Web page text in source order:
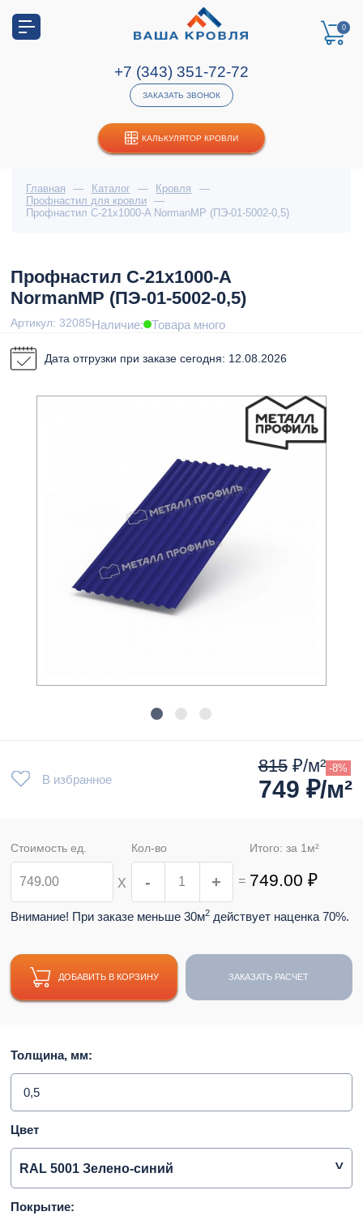
КАЛЬКУЛЯТОР КРОВЛИ
0
+7 (343) 351-72-72
ЗАКАЗАТЬ ЗВОНОК
Главная — Каталог — Кровля
—
Профнастил для кровли
—
Профнастил С-21x1000-A NormanMP (ПЭ-01-5002-0,5)
Профнастил С-21x1000-A
NormanMP (ПЭ-01-5002-0,5)
Артикул: 32085Наличие: Товара много
Дата отгрузки при заказе сегодня: 12.08.2026
В избранное
815₽/м² -8%
749 ₽/м²
Стоимость ед.
Х
Кол-во
- + =
Итого: за 1 м²
749.00 ₽
Внимание! При заказе меньше 30м2 действует наценка 70%.
ДОБАВИТЬ В КОРЗИНУ ЗАКАЗАТЬ РАСЧЕТ
Толщина, мм:
0,5
Цвет
RAL 5001 Зелено-синий
Покрытие: